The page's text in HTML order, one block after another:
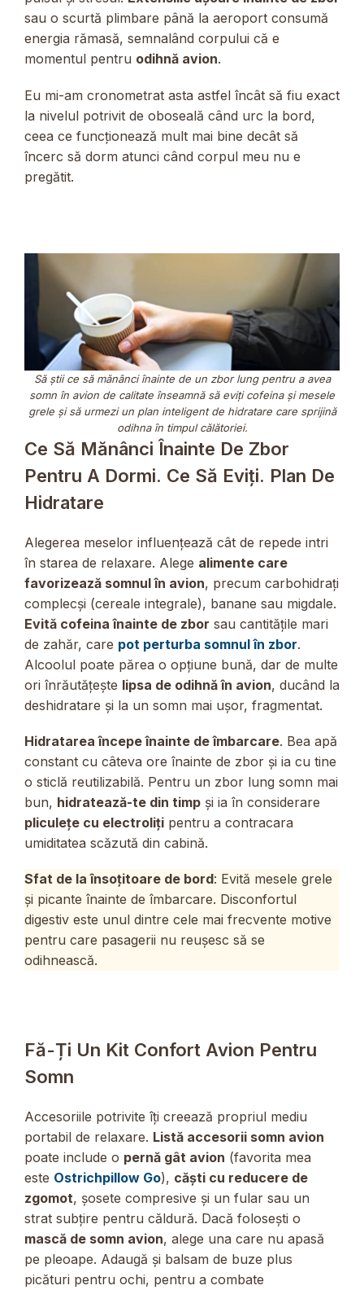
sau o scurtă plimbare până la aeroport consumă
energia rămasă, semnalând corpului că e
momentul pentru odihnă avion.
Eu mi-am cronometrat asta astfel încât să fiu exact
la nivelul potrivit de oboseală când urc la bord,
ceea ce funcționează mult mai bine decât să
încerc să dorm atunci când corpul meu nu e
pregătit.
Să știi ce să mănânci înainte de un zbor lung pentru a avea
somn în avion de calitate înseamnă să eviți cofeina și mesele
grele și să urmezi un plan inteligent de hidratare care sprijină
odihna în timpul călătoriei.
Ce Să Mănânci Înainte De Zbor
Pentru A Dormi. Ce Să Eviți. Plan De
Hidratare
Alegerea meselor influențează cât de repede intri
în starea de relaxare. Alege alimente care
favorizează somnul în avion, precum carbohidrați
complecși (cereale integrale), banane sau migdale.
Evită cofeina înainte de zbor sau cantitățile mari
de zahăr, care pot perturba somnul în zbor.
Alcoolul poate părea o opțiune bună, dar de multe
ori înrăutățește lipsa de odihnă în avion, ducând la
deshidratare și la un somn mai ușor, fragmentat.
Hidratarea începe înainte de îmbarcare. Bea apă
constant cu câteva ore înainte de zbor și ia cu tine
o sticlă reutilizabilă. Pentru un zbor lung somn mai
bun, hidratează-te din timp și ia în considerare
pliculețe cu electroliți pentru a contracara
umiditatea scăzută din cabină.
Sfat de la însoțitoare de bord: Evită mesele grele
și picante înainte de îmbarcare. Disconfortul
digestiv este unul dintre cele mai frecvente motive
pentru care pasagerii nu reușesc să se
odihnească.
Fă-Ți Un Kit Confort Avion Pentru
Somn
Accesoriile potrivite îți creează propriul mediu
portabil de relaxare. Listă accesorii somn avion
poate include o pernă gât avion (favorita mea
este Ostrichpillow Go), căști cu reducere de
zgomot, șosete compresive și un fular sau un
strat subțire pentru căldură. Dacă folosești o
mască de somn avion, alege una care nu apasă
pe pleoape. Adaugă și balsam de buze plus
picături pentru ochi, pentru a combate